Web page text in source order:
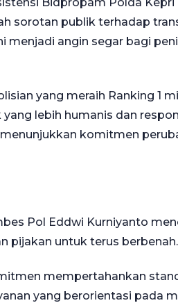
sorotan publik terhadap
menjadi angin segar bagi
yang meraih Ranking 1
lebih humanis dan
komitmen
Pol Eddwi Kurniyanto
pijakan untuk terus berbenah.
mempertahankan
yang berorientasi pada